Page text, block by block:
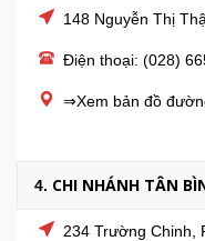
148 Nguyễn Thị
Điện thoại: (028)
⇒Xem bản đồ
4. CHI NHÁNH TÂN
234 Trường Chinh,